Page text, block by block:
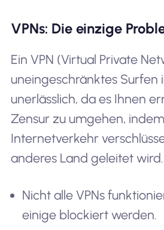
VPNs: Die einzige
Ein VPN (Virtual Private
uneingeschränktes Surfen
unerlässlich, da es Ihnen
Zensur zu umgehen,
Internetverkehr
anderes Land geleitet
Nicht alle VPNs
einige blockiert werden.